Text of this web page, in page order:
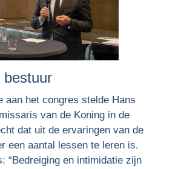
bestuur
aan het congres stelde Hans
van de Koning in de
dat uit de ervaringen van de
een aantal lessen te leren is.
“Bedreiging en intimidatie zijn